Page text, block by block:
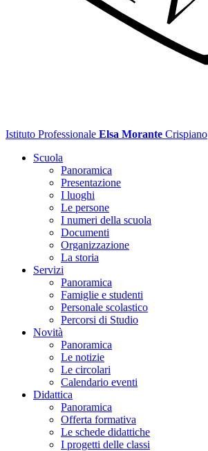
Istituto Professionale Elsa Morante Crispiano
Scuola
Panoramica
Presentazione
I luoghi
Le persone
I numeri della scuola
Documenti
Organizzazione
La storia
Servizi
Panoramica
Famiglie e studenti
Personale scolastico
Percorsi di Studio
Novità
Panoramica
Le notizie
Le circolari
Calendario eventi
Didattica
Panoramica
Offerta formativa
Le schede didattiche
I progetti delle classi